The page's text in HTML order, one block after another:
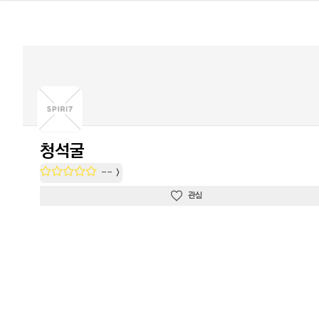
청석굴
--
관심